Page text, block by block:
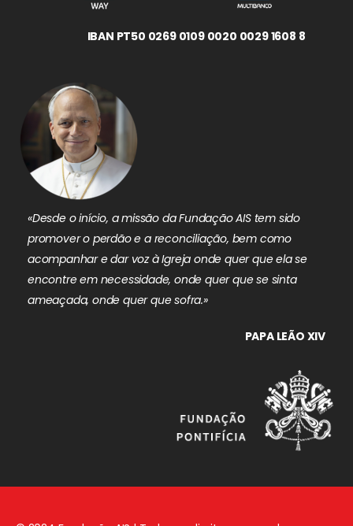
IBAN PT50 0269 0109 0020 0029 1608 8
«Desde o início, a missão da Fundação AIS tem sido
promover o perdão e a reconciliação, bem como
acompanhar e dar voz à Igreja onde quer que ela se
encontre em necessidade, onde quer que se sinta
ameaçada, onde quer que sofra.»
PAPA LEÃO XIV